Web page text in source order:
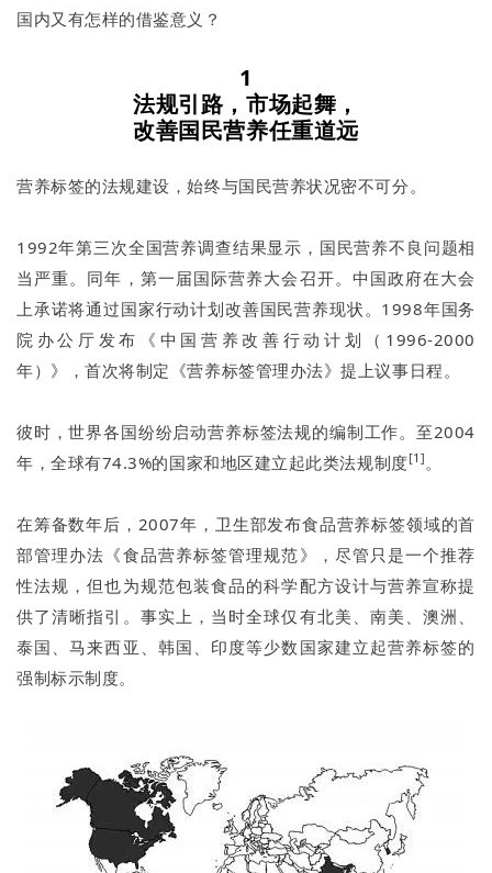
国内又有怎样的借鉴意义？
1
法规引路，市场起舞，
改善国民营养任重道远
营养标签的法规建设，始终与国民营养状况密不可分。
1992年第三次全国营养调查结果显示，国民营养不良问题相
当严重。同年，第一届国际营养大会召开。中国政府在大会
上承诺将通过国家行动计划改善国民营养现状。1998年国务
院办公厅发布《中国营养改善行动计划（1996-2000
年）》，首次将制定《营养标签管理办法》提上议事日程。
彼时，世界各国纷纷启动营养标签法规的编制工作。至2004
年，全球有74.3%的国家和地区建立起此类法规制度[1] 。
在筹备数年后，2007年，卫生部发布食品营养标签领域的首
部管理办法《食品营养标签管理规范》，尽管只是一个推荐
性法规，但也为规范包装食品的科学配方设计与营养宣称提
供了清晰指引。事实上，当时全球仅有北美、南美、澳洲、
泰国、马来西亚、韩国、印度等少数国家建立起营养标签的
强制标示制度。